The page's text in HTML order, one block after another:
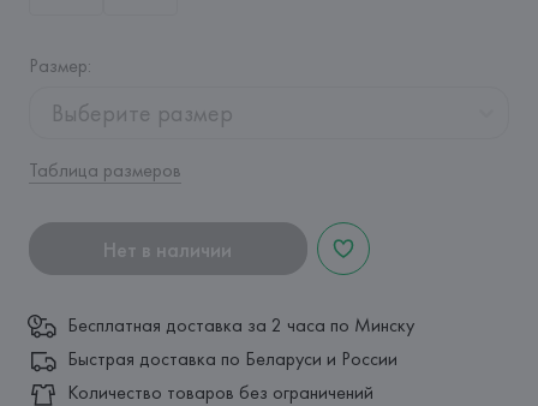
Размер:
Выберите размер
Таблица размеров
Нет в наличии
Бесплатная доставка за 2 часа по Минску
Быстрая доставка по Беларуси и России
Количество товаров без ограничений